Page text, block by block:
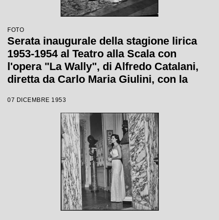
FOTO
Serata inaugurale della stagione lirica
1953-1954 al Teatro alla Scala con
l'opera "La Wally", di Alfredo Catalani,
diretta da Carlo Maria Giulini, con la
07 DICEMBRE 1953